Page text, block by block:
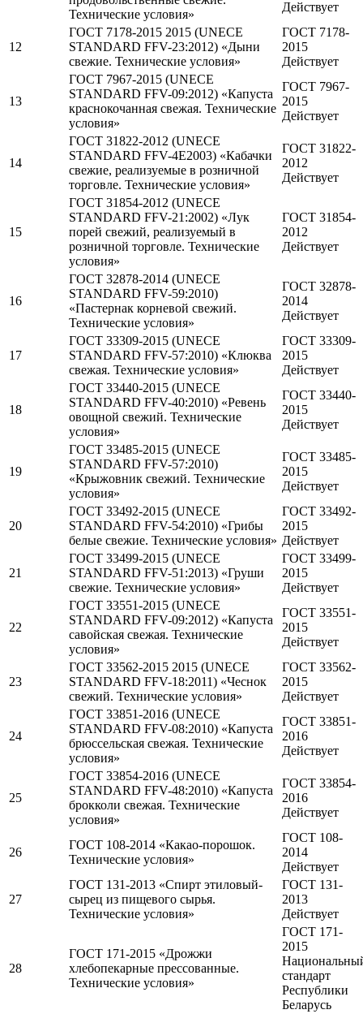
Технические условия»
Действует
12
ГОСТ 7178-2015 2015 (UNECE
STANDARD FFV-23:2012) «Дыни
свежие. Технические условия»
ГОСТ 7178-
2015
Действует
13
ГОСТ 7967-2015 (UNECE
STANDARD FFV-09:2012) «Капуста
краснокочанная свежая. Технические
условия»
ГОСТ 7967-
2015
Действует
14
ГОСТ 31822-2012 (UNECE
STANDARD FFV-4E2003) «Кабачки
свежие, реализуемые в розничной
торговле. Технические условия»
ГОСТ 31822-
2012
Действует
15
ГОСТ 31854-2012 (UNECE
STANDARD FFV-21:2002) «Лук
порей свежий, реализуемый в
розничной торговле. Технические
условия»
ГОСТ 31854-
2012
Действует
16
ГОСТ 32878-2014 (UNECE
STANDARD FFV-59:2010)
«Пастернак корневой свежий.
Технические условия»
ГОСТ 32878-
2014
Действует
17
ГОСТ 33309-2015 (UNECE
STANDARD FFV-57:2010) «Клюква
свежая. Технические условия»
ГОСТ 33309-
2015
Действует
18
ГОСТ 33440-2015 (UNECE
STANDARD FFV-40:2010) «Ревень
овощной свежий. Технические
условия»
ГОСТ 33440-
2015
Действует
19
ГОСТ 33485-2015 (UNECE
STANDARD FFV-57:2010)
«Крыжовник свежий. Технические
условия»
ГОСТ 33485-
2015
Действует
20
ГОСТ 33492-2015 (UNECE
STANDARD FFV-54:2010) «Грибы
белые свежие. Технические условия»
ГОСТ 33492-
2015
Действует
21
ГОСТ 33499-2015 (UNECE
STANDARD FFV-51:2013) «Груши
свежие. Технические условия»
ГОСТ 33499-
2015
Действует
22
ГОСТ 33551-2015 (UNECE
STANDARD FFV-09:2012) «Капуста
савойская свежая. Технические
условия»
ГОСТ 33551-
2015
Действует
23
ГОСТ 33562-2015 2015 (UNECE
STANDARD FFV-18:2011) «Чеснок
свежий. Технические условия»
ГОСТ 33562-
2015
Действует
24
ГОСТ 33851-2016 (UNECE
STANDARD FFV-08:2010) «Капуста
брюссельская свежая. Технические
условия»
ГОСТ 33851-
2016
Действует
25
ГОСТ 33854-2016 (UNECE
STANDARD FFV-48:2010) «Капуста
брокколи свежая. Технические
условия»
ГОСТ 33854-
2016
Действует
26
ГОСТ 108-2014 «Какао-порошок.
Технические условия»
ГОСТ 108-
2014
Действует
27
ГОСТ 131-2013 «Спирт этиловый-
сырец из пищевого сырья.
Технические условия»
ГОСТ 131-
2013
Действует
28
ГОСТ 171-2015 «Дрожжи
хлебопекарные прессованные.
Технические условия»
ГОСТ 171-
2015
стандарт
Республики
Беларусь